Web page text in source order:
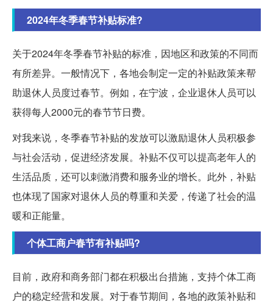
2024年冬季春节补贴标准?
关于2024年冬季春节补贴的标准，因地区和政策的不同而
有所差异。一般情况下，各地会制定一定的补贴政策来帮
助退休人员度过春节。例如，在宁波，企业退休人员可以
获得每人2000元的春节节日费。
对我来说，冬季春节补贴的发放可以激励退休人员积极参
与社会活动，促进经济发展。补贴不仅可以提高老年人的
生活品质，还可以刺激消费和服务业的增长。此外，补贴
也体现了国家对退休人员的尊重和关爱，传递了社会的温
暖和正能量。
个体工商户春节有补贴吗?
目前，政府和商务部门都在积极出台措施，支持个体工商
户的稳定经营和发展。对于春节期间，各地的政策补贴和